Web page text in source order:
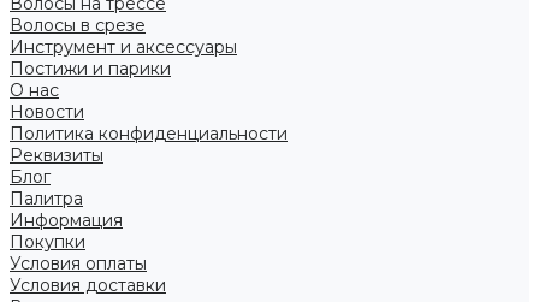
Волосы в срезе
Инструмент и аксессуары
Постижи и парики
О нас
Новости
Политика конфиденциальности
Реквизиты
Блог
Палитра
Информация
Покупки
Условия оплаты
Условия доставки